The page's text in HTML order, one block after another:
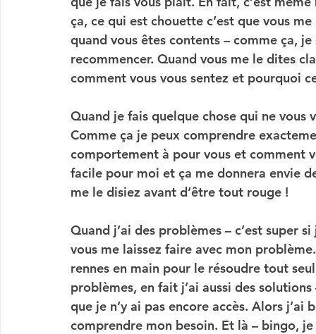
ça, ce qui est chouette c’est que vous
quand vous êtes contents – comme ça,
recommencer. Quand vous me le dites
comment vous vous sentez et pourquoi
Quand je fais quelque chose qui ne
Comme ça je peux comprendre
comportement à pour vous et comment
facile pour moi et ça me donnera envie
me le disiez avant d’être tout rouge !
Quand j’ai des problèmes – c’est super
vous me laissez faire avec mon
rennes en main pour le résoudre tout
problèmes, en fait j’ai aussi des
que je n’y ai pas encore accès. Alors
comprendre mon besoin. Et là – bingo,